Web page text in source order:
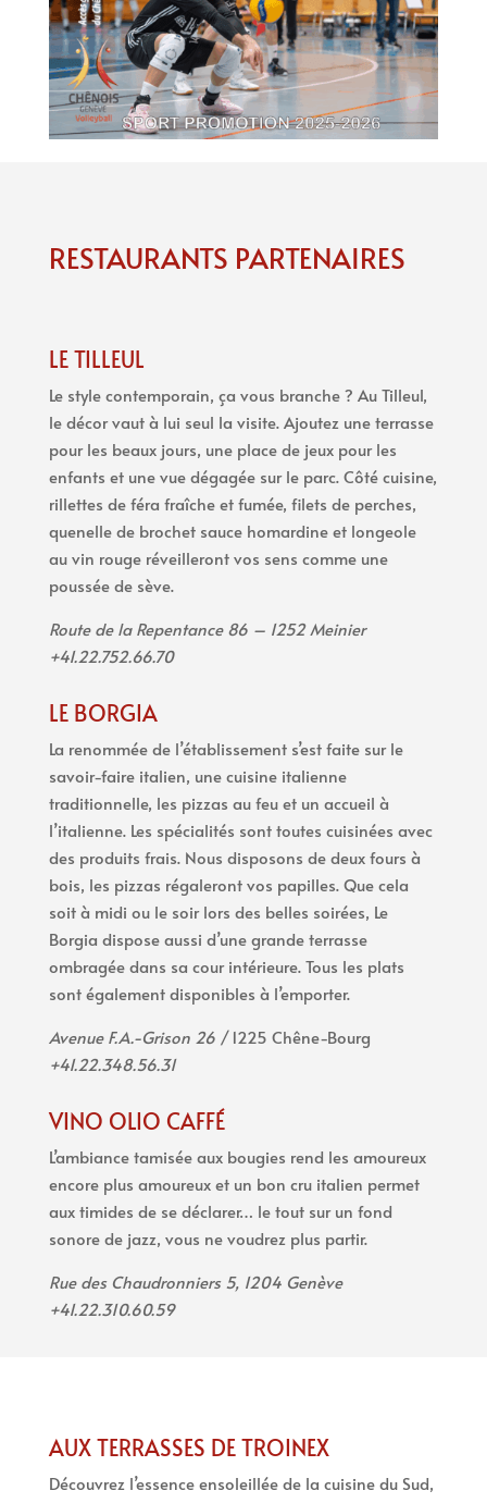
RESTAURANTS PARTENAIRES
LE TILLEUL
Le style contemporain, ça vous branche ? Au Tilleul,
le décor vaut à lui seul la visite. Ajoutez une terrasse
pour les beaux jours, une place de jeux pour les
enfants et une vue dégagée sur le parc. Côté cuisine,
rillettes de féra fraîche et fumée, filets de perches,
quenelle de brochet sauce homardine et longeole
au vin rouge réveilleront vos sens comme une
poussée de sève.
Route de la Repentance 86 – 1252 Meinier
+41.22.752.66.70
LE BORGIA
La renommée de l’établissement s’est faite sur le
savoir-faire italien, une cuisine italienne
traditionnelle, les pizzas au feu et un accueil à
l’italienne. Les spécialités sont toutes cuisinées avec
des produits frais. Nous disposons de deux fours à
bois, les pizzas régaleront vos papilles. Que cela
soit à midi ou le soir lors des belles soirées, Le
Borgia dispose aussi d’une grande terrasse
ombragée dans sa cour intérieure. Tous les plats
sont également disponibles à l’emporter.
Avenue F.A.-Grison 26 /1225 Chêne-Bourg
+41.22.348.56.31
VINO OLIO CAFFÉ
L’ambiance tamisée aux bougies rend les amoureux
encore plus amoureux et un bon cru italien permet
aux timides de se déclarer… le tout sur un fond
sonore de jazz, vous ne voudrez plus partir.
Rue des Chaudronniers 5, 1204 Genève
+41.22.310.60.59
AUX TERRASSES DE TROINEX
Découvrez l’essence ensoleillée de la cuisine du Sud,